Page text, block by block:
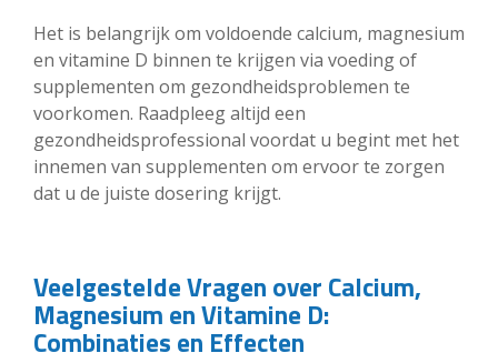
Het is belangrijk om voldoende calcium, magnesium
en vitamine D binnen te krijgen via voeding of
supplementen om gezondheidsproblemen te
voorkomen. Raadpleeg altijd een
gezondheidsprofessional voordat u begint met het
innemen van supplementen om ervoor te zorgen
dat u de juiste dosering krijgt.
Veelgestelde Vragen over Calcium,
Magnesium en Vitamine D:
Combinaties en Effecten